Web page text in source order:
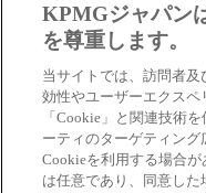
し
い
タ
ブ
で
開
免責事項プライバシーポリ
© 2026 KPMG AZSA LLC, a
incorporated under the
a member firm of the
firms affiliated with KPMG
KPMGジャパン
を尊重します。
当サイトでは、訪問者
効性やユーザーエクス
「Cookie」と関連技術
ーティのターゲティン
Cookieを利用する場合
は任意であり、同意し